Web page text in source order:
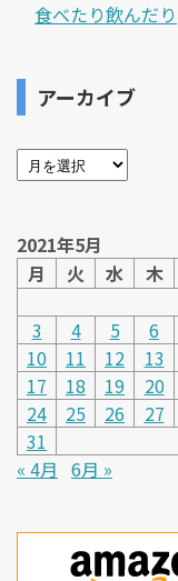
食べたり飲んだり
アーカイブ
2021年5月
月
火 水 木
3
4 5 6
10
11 12 13
17
18 19 20
24
25 26 27
31
« 4月 6月 »